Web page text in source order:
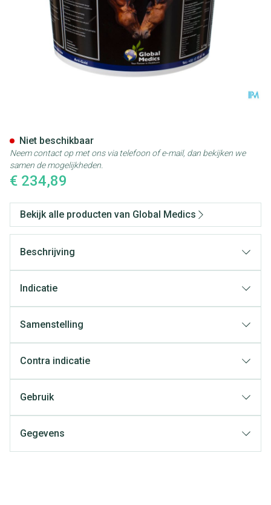
€ 234,89
Niet beschikbaar
Neem contact op met ons via telefoon of e-mail, dan bekijken we
samen de mogelijkheden.
Bekijk alle producten van Global Medics
Beschrijving
Indicatie
Samenstelling
Contra indicatie
Gebruik
Gegevens